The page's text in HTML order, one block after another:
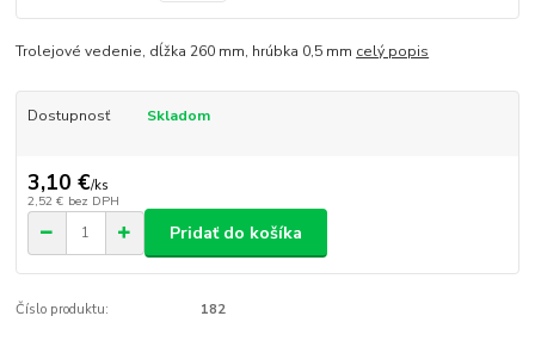
Trolejové vedenie, dĺžka 260 mm, hrúbka 0,5 mm celý popis
Dostupnosť Skladom
3,10 €/ks
2,52 € bez DPH
Pridať do košíka
Číslo produktu: 182